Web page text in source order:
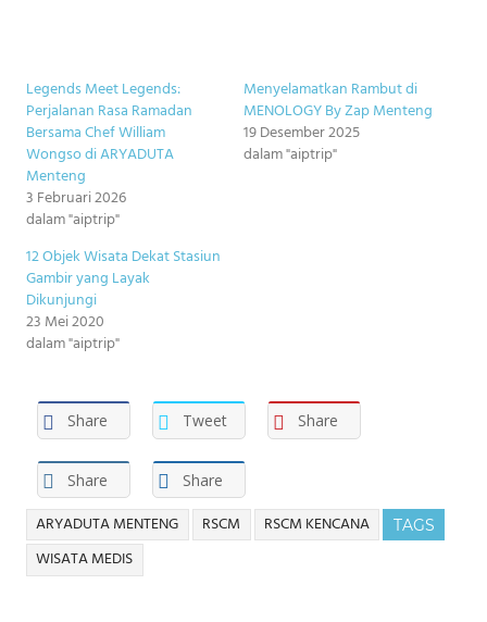
Legends Meet Legends:
Perjalanan Rasa Ramadan
Bersama Chef William
Wongso di ARYADUTA
Menteng
3 Februari 2026
dalam "aiptrip"
Menyelamatkan Rambut di
MENOLOGY By Zap Menteng
19 Desember 2025
dalam "aiptrip"
12 Objek Wisata Dekat Stasiun
Gambir yang Layak
Dikunjungi
23 Mei 2020
dalam "aiptrip"
Share Tweet Share
Share Share
TAGS
ARYADUTA MENTENG RSCM
RSCM KENCANA
WISATA MEDIS